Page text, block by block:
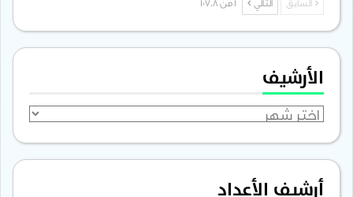
السابق التالي
الأرشيف
الأرشيف
أرشيف الأعداد